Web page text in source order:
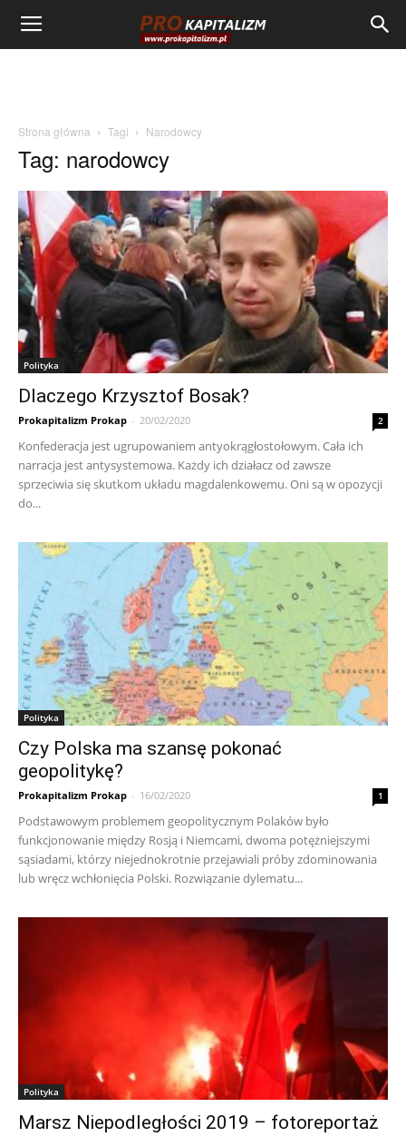
Strona główna Tagi Narodowcy
Tag: narodowcy
Polityka
Dlaczego Krzysztof Bosak?
Prokapitalizm Prokap - 20/02/2020 2
Konfederacja jest ugrupowaniem antyokrągłostołowym. Cała ich
narracja jest antysystemowa. Każdy ich działacz od zawsze
sprzeciwia się skutkom układu magdalenkowemu. Oni są w opozycji
do...
Polityka
Czy Polska ma szansę pokonać
geopolitykę?
Prokapitalizm Prokap - 16/02/2020 1
Podstawowym problemem geopolitycznym Polaków było
funkcjonowanie między Rosją i Niemcami, dwoma potężniejszymi
sąsiadami, którzy niejednokrotnie przejawiali próby zdominowania
lub wręcz wchłonięcia Polski. Rozwiązanie dylematu...
Polityka
Marsz Niepodległości 2019 – fotoreportaż